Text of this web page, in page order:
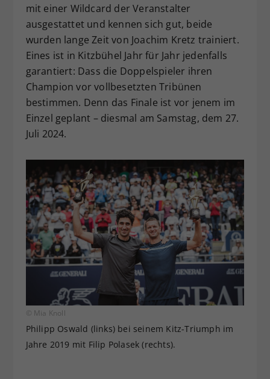
mit einer Wildcard der Veranstalter
ausgestattet und kennen sich gut, beide
wurden lange Zeit von Joachim Kretz trainiert.
Eines ist in Kitzbühel Jahr für Jahr jedenfalls
garantiert: Dass die Doppelspieler ihren
Champion vor vollbesetzten Tribünen
bestimmen. Denn das Finale ist vor jenem im
Einzel geplant – diesmal am Samstag, dem 27.
Juli 2024.
© Mia Knoll
Philipp Oswald (links) bei seinem Kitz-Triumph im
Jahre 2019 mit Filip Polasek (rechts).